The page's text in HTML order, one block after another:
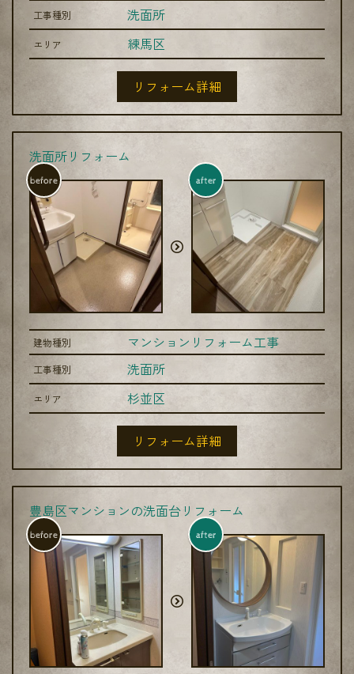
工事種別 洗面所
エリア 練馬区
リフォーム詳細
洗面所リフォーム
before after
建物種別 マンションリフォーム工事
工事種別 洗面所
エリア 杉並区
リフォーム詳細
豊島区マンションの洗面台リフォーム
before after